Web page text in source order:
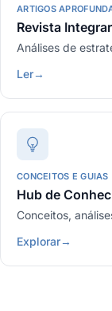
ARTIGOS
Revista
Análises de
Ler→
CONCEITOS E GUIAS
Hub de
Conceitos,
Explorar→